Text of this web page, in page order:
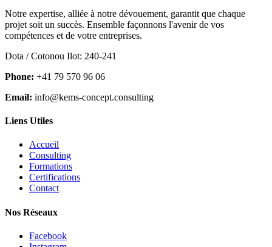
Notre expertise, alliée à notre dévouement, garantit que chaque
projet soit un succès. Ensemble façonnons l'avenir de vos
compétences et de votre entreprises.
Dota / Cotonou Ilot: 240-241
Phone: +41 79 570 96 06
Email: info@kems-concept.consulting
Liens Utiles
Accueil
Consulting
Formations
Certifications
Contact
Nos Réseaux
Facebook